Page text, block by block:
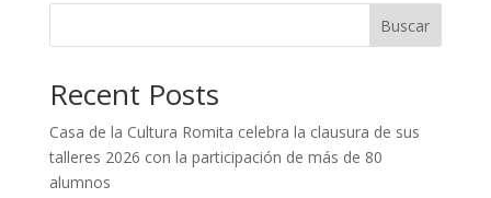
Buscar
Recent Posts
Casa de la Cultura Romita celebra la clausura de sus
talleres 2026 con la participación de más de 80
alumnos